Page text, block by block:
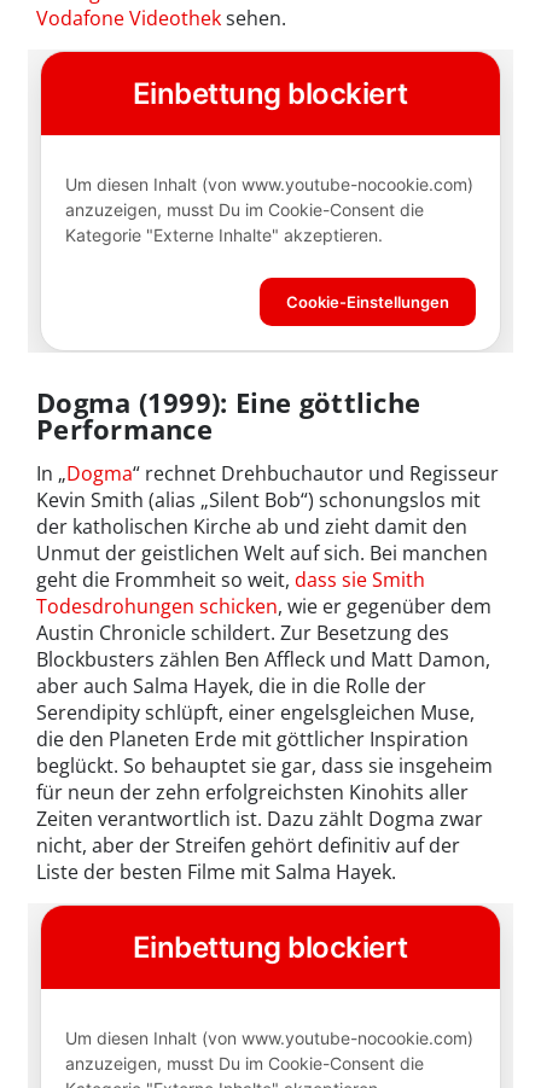
Vodafone Videotheksehen.
Dogma (1999): Eine göttliche
Performance
In „Dogma“ rechnet Drehbuchautor und Regisseur
Kevin Smith (alias „Silent Bob“) schonungslos mit
der katholischen Kirche ab und zieht damit den
Unmut der geistlichen Welt auf sich. Bei manchen
geht die Frommheit so weit, dass sie Smith
Todesdrohungen schicken, wie er gegenüber dem
Austin Chronicle schildert. Zur Besetzung des
Blockbusters zählen Ben Affleck und Matt Damon,
aber auch Salma Hayek, die in die Rolle der
Serendipity schlüpft, einer engelsgleichen Muse,
die den Planeten Erde mit göttlicher Inspiration
beglückt. So behauptet sie gar, dass sie insgeheim
für neun der zehn erfolgreichsten Kinohits aller
Zeiten verantwortlich ist. Dazu zählt Dogma zwar
nicht, aber der Streifen gehört definitiv auf der
Liste der besten Filme mit Salma Hayek.